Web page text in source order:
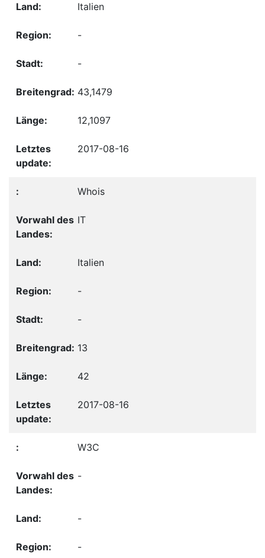
Italien
-
-
43,1479
12,1097
2017-08-16
Whois
IT
Italien
-
-
13
42
2017-08-16
W3C
-
-
-